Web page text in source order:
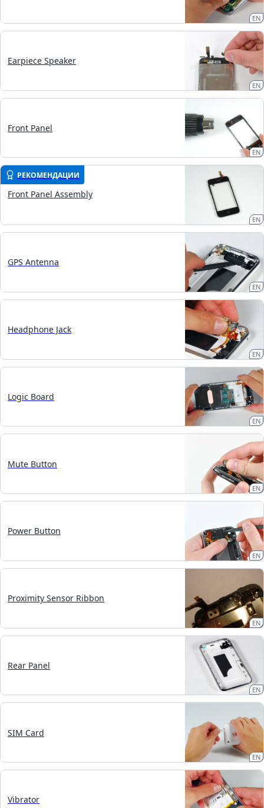
EN
Earpiece Speaker
EN
Front Panel
EN
РЕКОМЕНДАЦИИ
Front Panel Assembly
EN
GPS Antenna
EN
Headphone Jack
EN
Logic Board
EN
Mute Button
EN
Power Button
EN
Proximity Sensor Ribbon
EN
Rear Panel
EN
SIM Card
EN
Vibrator